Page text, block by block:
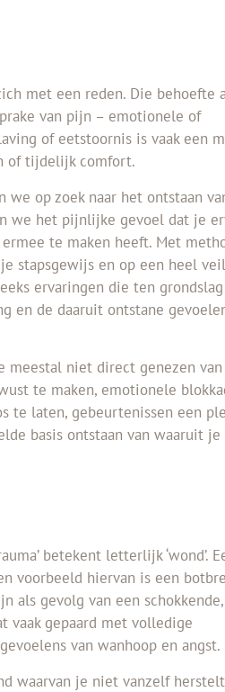
met een reden. Die behoefte
van pijn – emotionele of
of eetstoornis is vaak een
of tijdelijk comfort.
we op zoek naar het ontstaan
we het pijnlijke gevoel dat je
te maken heeft. Met
stapsgewijs en op een heel
ervaringen die ten
en de daaruit ontstane
niet direct genezen
te maken, emotionele
te laten, gebeurtenissen een
basis ontstaan van waaruit je
betekent letterlijk ‘wond’.
voorbeeld hiervan is een
als gevolg van een schokkende,
vaak gepaard met volledige
van wanhoop en angst.
waarvan je niet vanzelf